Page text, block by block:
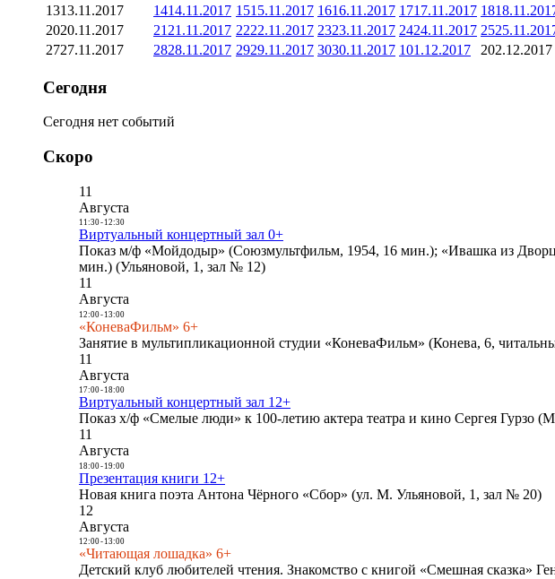
1313.11.2017 1414.11.2017 1515.11.2017 1616.11.2017 1717.11.2017 18
2020.11.2017 21 21.11.2017 2222.11.2017 2323.11.2017 2424.11.2017 25
2727.11.2017 2828.11.2017 2929.11.2017 3030.11.2017 101.12.2017 202.12.2017
Сегодня
Сегодня нет событий
Скоро
11
Августа
11:30- 12:30
Виртуальный концертный зал 0+
Показ м/ф «Мойдодыр» (Союзмультфильм, 1954, 16 мин.); «Ивашка из
мин.) (Ульяновой, 1, зал № 12)
11
Августа
12:00- 13:00
«КоневаФильм» 6+
Занятие в мультипликационной студии «КоневаФильм» (Конева, 6,
11
Августа
17:00- 18:00
Виртуальный концертный зал 12+
Показ х/ф «Смелые люди» к 100-летию актера театра и кино Сергея Гурзо
11
Августа
18:00- 19:00
Презентация книги 12+
Новая книга поэта Антона Чёрного «Сбор» (ул. М. Ульяновой, 1, зал № 20)
12
Августа
12:00- 13:00
«Читающая лошадка» 6+
Детский клуб любителей чтения. Знакомство с книгой «Смешная сказка»